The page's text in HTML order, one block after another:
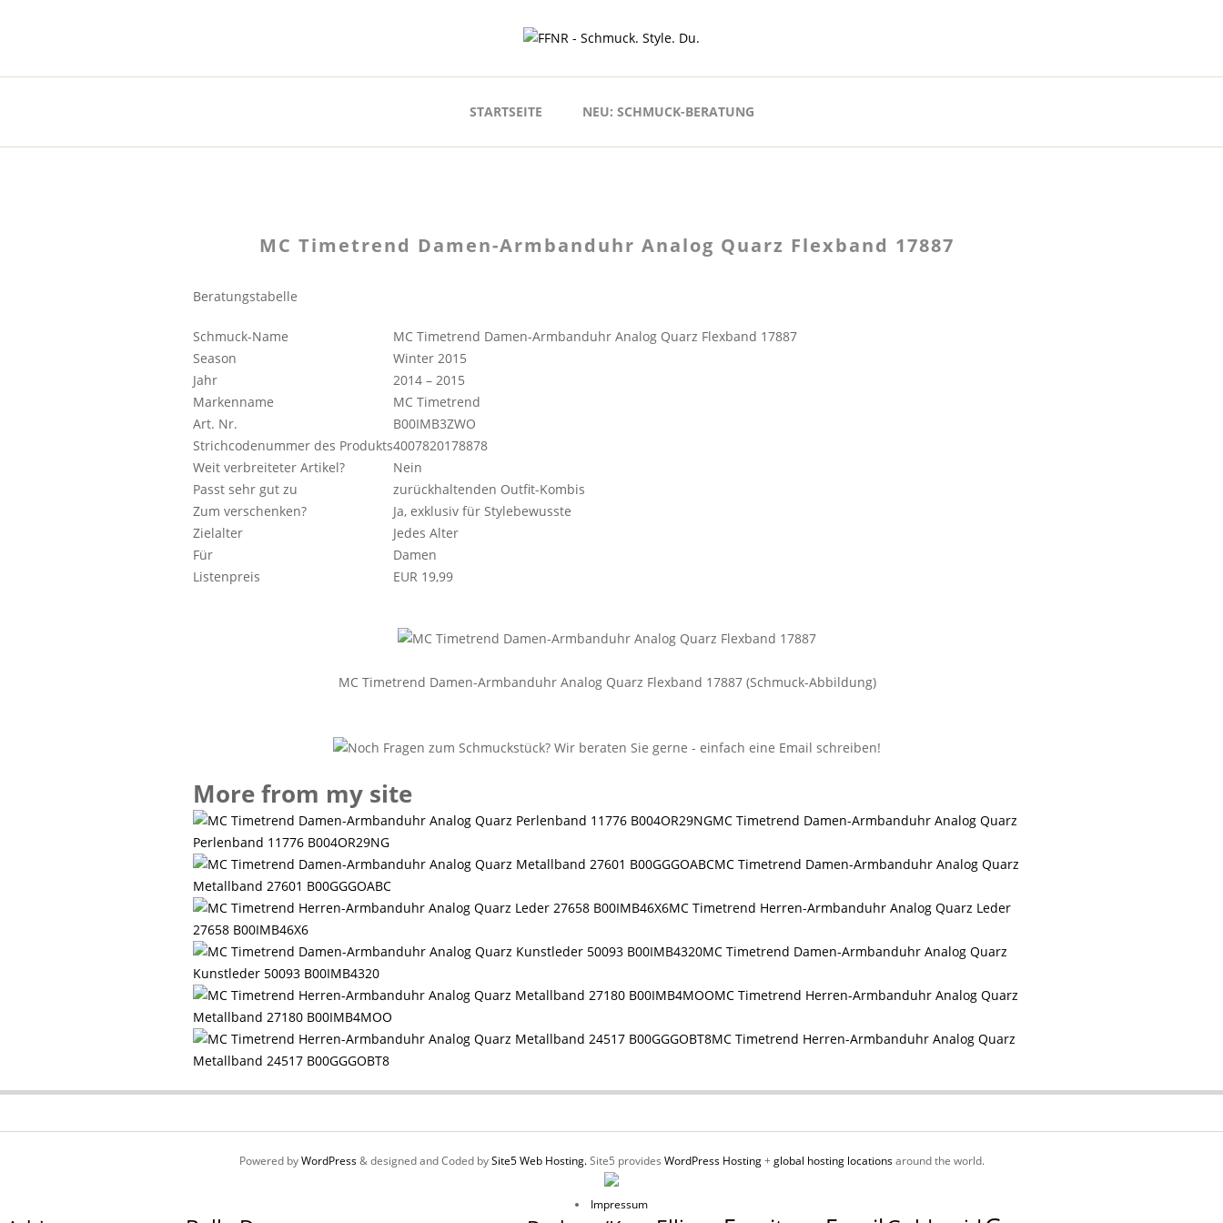
STARTSEITE NEU: SCHMUCK-BERATUNG
MC Timetrend Damen-Armbanduhr Analog Quarz Flexband 17887
Beratungstabelle
Schmuck-Name
MC Timetrend Damen-Armbanduhr Analog Quarz Flexband 17887
Season
Winter 2015
Jahr
2014 – 2015
Markenname
MC Timetrend
Art. Nr.
B00IMB3ZWO
Strichcodenummer des Produkts4007820178878
Weit verbreiteter Artikel?
Nein
Passt sehr gut zu
zurückhaltenden Outfit-Kombis
Zum verschenken?
Ja, exklusiv für Stylebewusste
Zielalter
Jedes Alter
Für
Damen
Listenpreis
EUR 19,99
MC Timetrend Damen-Armbanduhr Analog Quarz Flexband 17887 (Schmuck-Abbildung)
More from my site
MC Timetrend Damen-Armbanduhr Analog Quarz
Perlenband 11776 B004OR29NG
MC Timetrend Damen-Armbanduhr Analog Quarz
Metallband 27601 B00GGGOABC
MC Timetrend Herren-Armbanduhr Analog Quarz Leder
27658 B00IMB46X6
MC Timetrend Damen-Armbanduhr Analog Quarz
Kunstleder 50093 B00IMB4320
MC Timetrend Herren-Armbanduhr Analog Quarz
Metallband 27180 B00IMB4MOO
MC Timetrend Herren-Armbanduhr Analog Quarz
Metallband 24517 B00GGGOBT8
Powered byWordPress& designed and Coded bySite5 Web Hosting.Site5 provides WordPress Hosting+global hosting locationsaround the world.
Impressum